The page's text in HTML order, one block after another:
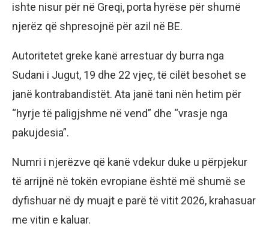
ishte nisur për në Greqi, porta hyrëse për shumë
njerëz që shpresojnë për azil në BE.
Autoritetet greke kanë arrestuar dy burra nga
Sudani i Jugut, 19 dhe 22 vjeç, të cilët besohet se
janë kontrabandistët. Ata janë tani nën hetim për
“hyrje të paligjshme në vend” dhe “vrasje nga
pakujdesia”.
Numri i njerëzve që kanë vdekur duke u përpjekur
të arrijnë në tokën evropiane është më shumë se
dyfishuar në dy muajt e parë të vitit 2026, krahasuar
me vitin e kaluar.